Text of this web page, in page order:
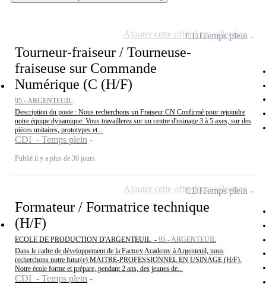
Tourneur-fraiseur / Tourneuse-
fraiseuse sur Commande
Numérique (C (H/F)
95 - ARGENTEUIL
Description du poste : Nous recherchons un Fraiseur CN Confirmé pour rejoindre
notre équipe dynamique. Vous travaillerez sur un centre d'usinage 3 à 5 axes, sur des
pièces unitaires, prototypes et...
CDI - Temps plein
Publié il y a plus de 30 jours
CDITemps plein
Ajouter cette offre à ma sélection
Formateur / Formatrice technique
(H/F)
ECOLE DE PRODUCTION D'ARGENTEUIL - 95 - ARGENTEUIL
Dans le cadre de développement de la Factory Academy à Argenteuil, nous
recherchons notre futur(e) MAITRE-PROFESSIONNEL EN USINAGE (H/F).
Notre école forme et prépare, pendant 2 ans, des jeunes de...
CDI - Temps plein
CDITemps plein
Ajouter cette offre à ma sélection